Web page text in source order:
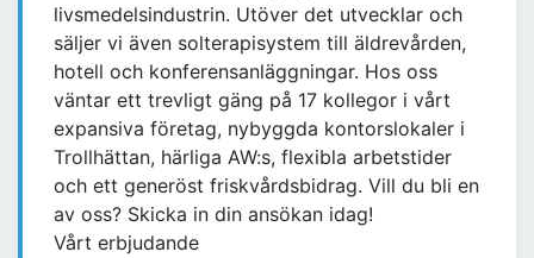
livsmedelsindustrin. Utöver det utvecklar och
säljer vi även solterapisystem till äldrevården,
hotell och konferensanläggningar. Hos oss
väntar ett trevligt gäng på 17 kollegor i vårt
expansiva företag, nybyggda kontorslokaler i
Trollhättan, härliga AW:s, flexibla arbetstider
och ett generöst friskvårdsbidrag. Vill du bli en
av oss? Skicka in din ansökan idag!
Vårt erbjudande